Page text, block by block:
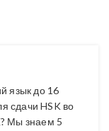
язык до 16
сдачи HSK во
Мы знаем 5